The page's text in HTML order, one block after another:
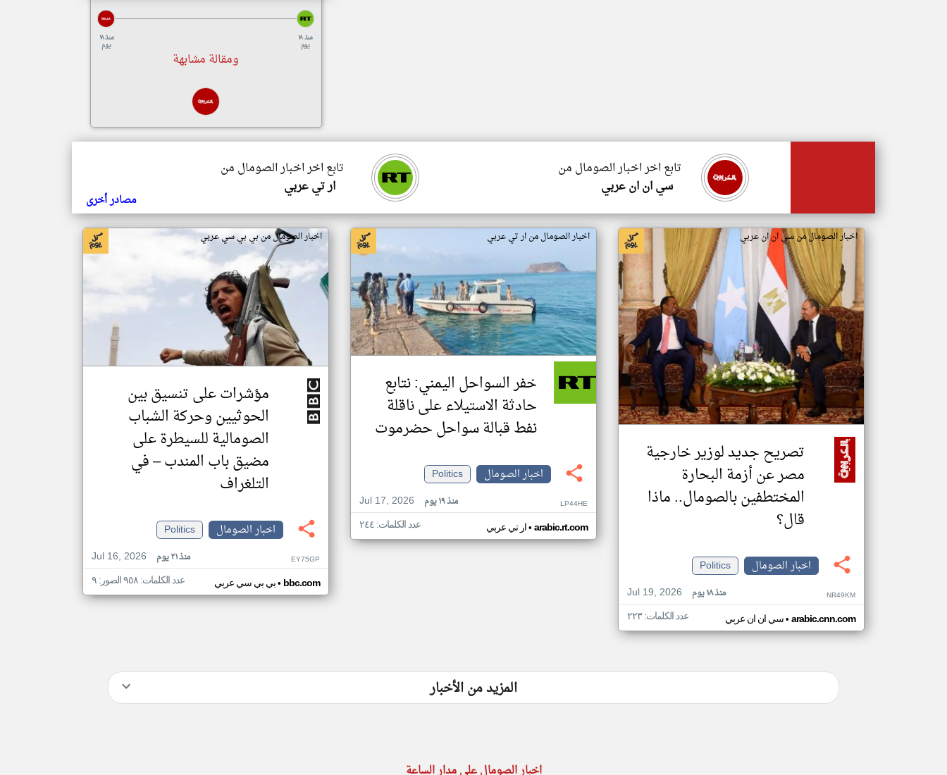
منذ ١٨
يوم
منذ ١٨
يوم
ومقالة مشابهة
تابع اخر اخبار الصومال من
ار تي عربي
تابع اخر اخبار الصومال من
سي ان ان عربي
مصادر أخرى
اخبار الصومال من سي ان ان عربي
تصريح جديد لوزير خارجية
مصر عن أزمة البحارة
المختطفين بالصومال.. ماذا
قال؟
اخبار الصومال
Politics
Jul 19, 2026
منذ ١٨ يوم NR49KM
سي ان ان عربي• arabic.cnn.com عدد الكلمات: ٢٢٣
اخبار الصومال من ار تي عربي
خفر السواحل اليمني: نتابع
حادثة الاستيلاء على ناقلة
نفط قبالة سواحل حضرموت
اخبار الصومال
Politics
Jul 17, 2026
منذ ١٩ يوم LP44HE
ار تي عربي• arabic.rt.com عدد الكلمات: ٢٤٤
اخبار الصومال من بي بي سي عربي
مؤشرات على تنسيق بين
الحوثيين وحركة الشباب
الصومالية للسيطرة على
مضيق باب المندب – في
التلغراف
اخبار الصومال
Politics
Jul 16, 2026
منذ ٢١ يوم EY75GP
بي بي سي عربي• bbc.com عدد الكلمات: ٩٥٨ الصور: ٩
المزيد من الأخبار